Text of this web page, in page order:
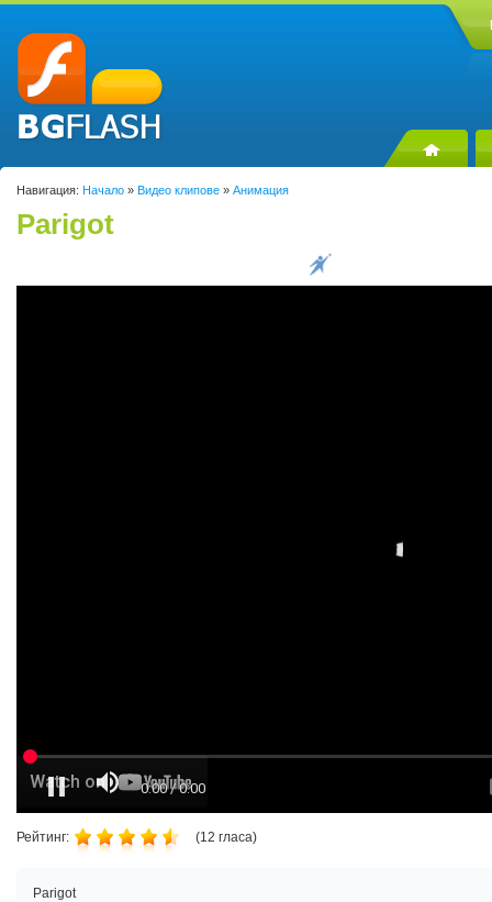
Навигация: Начало » Видео клипове » Анимация
Parigot
Рейтинг: (12 гласа)
Parigot